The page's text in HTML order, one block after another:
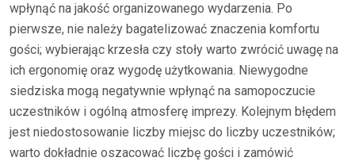
wpłynąć na jakość organizowanego wydarzenia. Po
pierwsze, nie należy bagatelizować znaczenia komfortu
gości; wybierając krzesła czy stoły warto zwrócić uwagę na
ich ergonomię oraz wygodę użytkowania. Niewygodne
siedziska mogą negatywnie wpłynąć na samopoczucie
uczestników i ogólną atmosferę imprezy. Kolejnym błędem
jest niedostosowanie liczby miejsc do liczby uczestników;
warto dokładnie oszacować liczbę gości i zamówić